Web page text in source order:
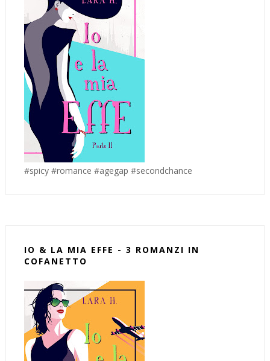
#spicy #romance #agegap #secondchance
IO & LA MIA EFFE - 3 ROMANZI IN
COFANETTO